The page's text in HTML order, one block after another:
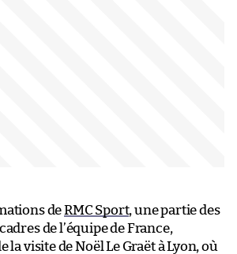
deRMC Sport, une partie des
de l’équipe de France,
la visite de Noël Le Graët à Lyon, où